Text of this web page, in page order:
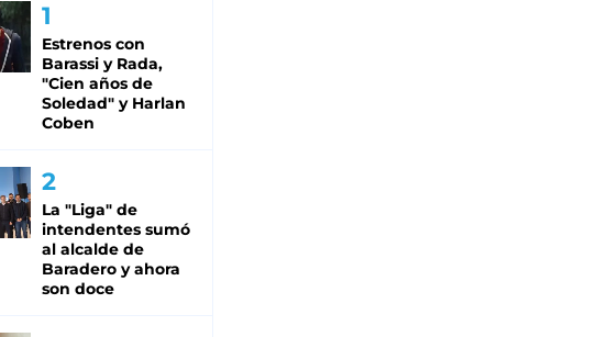
Estrenos con
Barassi y Rada,
"Cien años de
Soledad" y Harlan
Coben
La "Liga" de
intendentes sumó
al alcalde de
Baradero y ahora
son doce